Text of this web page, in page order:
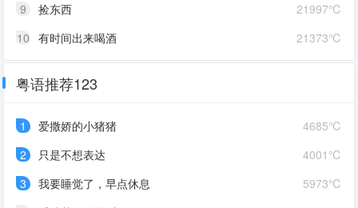
21997℃
9
捡东西
21373℃
10 有时间出来喝酒
粤语推荐123
4685℃
1
爱撒娇的小猪猪
4001℃
2
只是不想表达
5973℃
3
我要睡觉了，早点休息